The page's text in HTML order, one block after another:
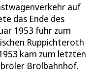
auf
das Ende des
1953 fuhr zum
Ruppichteroth
kam zum letzten
Brölbahnhof.